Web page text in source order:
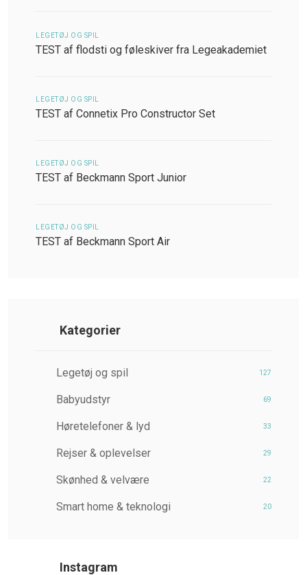
LEGETØJ OG SPIL
TEST af flodsti og føleskiver fra Legeakademiet
LEGETØJ OG SPIL
TEST af Connetix Pro Constructor Set
LEGETØJ OG SPIL
TEST af Beckmann Sport Junior
LEGETØJ OG SPIL
TEST af Beckmann Sport Air
Kategorier
Legetøj og spil 127
Babyudstyr 69
Høretelefoner & lyd 33
Rejser & oplevelser 29
Skønhed & velvære 22
Smart home & teknologi 20
Instagram